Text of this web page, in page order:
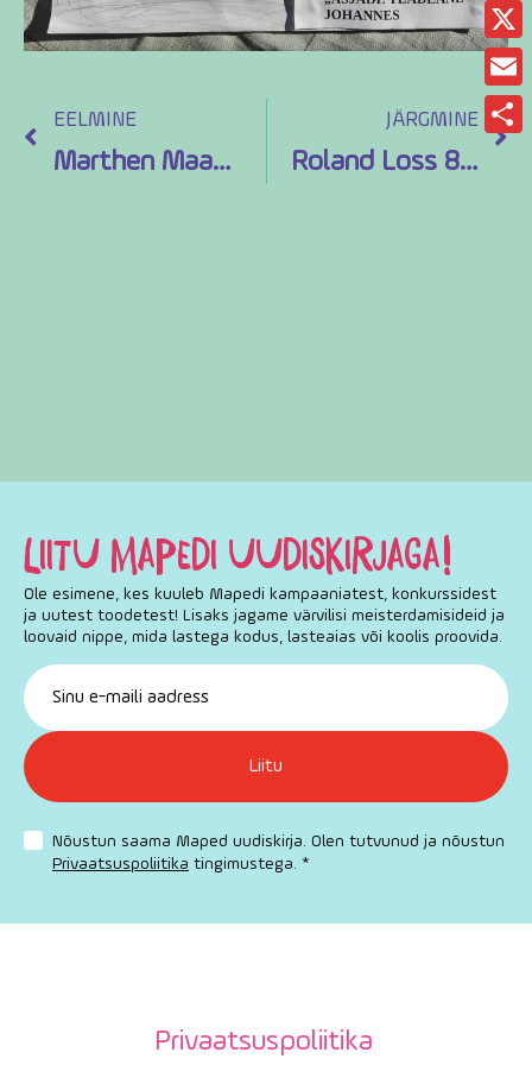
EELMINE
Marthen Maasikas 9a; Laborant
JÄRGMINE
Roland Loss 8a. Politseinik
LIITU MAPEDI UUDISKIRJAGA!
Ole esimene, kes kuuleb Mapedi kampaaniatest, konkurssidest
ja uutest toodetest! Lisaks jagame värvilisi meisterdamisideid ja
loovaid nippe, mida lastega kodus, lasteaias või koolis proovida.
Nõustun saama Maped uudiskirja. Olen tutvunud ja nõustun
Privaatsuspoliitika tingimustega. *
Privaatsuspoliitika
X